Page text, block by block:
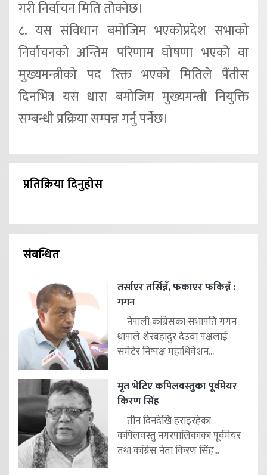
गरी निर्वाचन मिति तोक्नेछ।
८. यस संविधान बमोजिम भएकोप्रदेश सभाको
निर्वाचनको अन्तिम परिणाम घोषणा भएको वा
मुख्यमन्त्रीको पद रिक्त भएको मितिले पैंतीस
दिनभित्र यस धारा बमोजिम मुख्यमन्त्री नियुक्ति
सम्बन्धी प्रक्रिया सम्पन्न गर्नु पर्नेछ।
प्रतिक्रिया दिनुहोस
संबन्धित
तर्साएर तर्सिन्नँ, फकाएर फकिन्नँ :
गगन
नेपाली कांग्रेसका सभापति गगन
थापाले शेरबहादुर देउवा पक्षलाई
समेटेर निष्पक्ष महाधिवेशन...
मृत भेटिए कपिलवस्तुका पूर्वमेयर
किरण सिंह
तीन दिनदेखि हराइरहेका
कपिलवस्तु नगरपालिकाका पूर्वमेयर
तथा कांग्रेस नेता किरण सिंह...